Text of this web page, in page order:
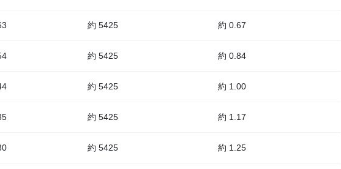
約 5425 約 0.67
約 5425 約 0.84
約 5425 約 1.00
約 5425 約 1.17
約 5425 約 1.25